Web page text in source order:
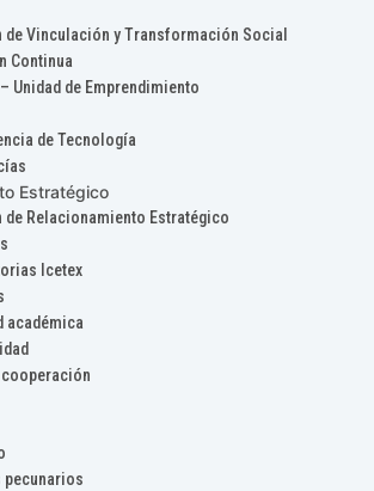
de Vinculación y Transformación Social
Continua
Unidad de Emprendimiento
de Tecnología
Estratégico
de Relacionamiento Estratégico
Icetex
académica
cooperación
pecunarios